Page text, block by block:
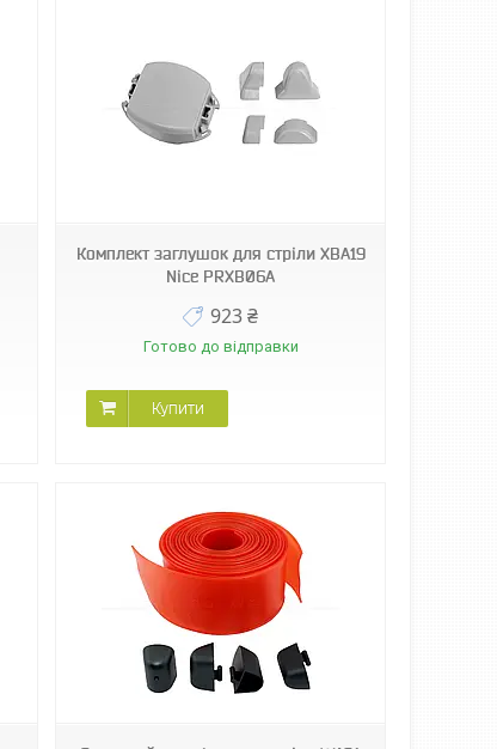
Комплект заглушок для стріли XBA19
Nice PRXB06A
923 ₴
Готово до відправки
Купити